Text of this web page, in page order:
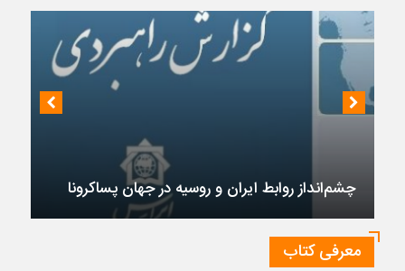
چشم‌انداز روابط ایران و روسیه در جهان پساکرونا
معرفی کتاب